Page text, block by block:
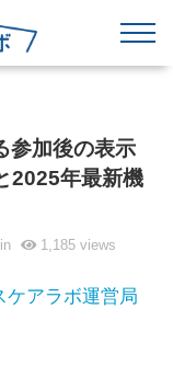
参加後の表示
2025年最新機
1,185views
ケアラボ運営局